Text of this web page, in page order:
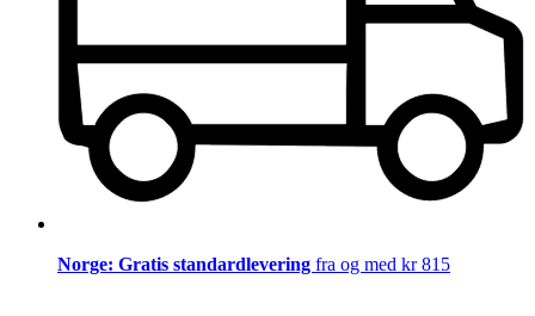
Norge: Gratis standardlevering fra og med kr 815